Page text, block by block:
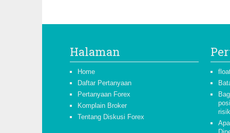
Halaman
Home
Daftar Pertanyaan
Pertanyaan Forex
Komplain Broker
Tentang Diskusi Forex